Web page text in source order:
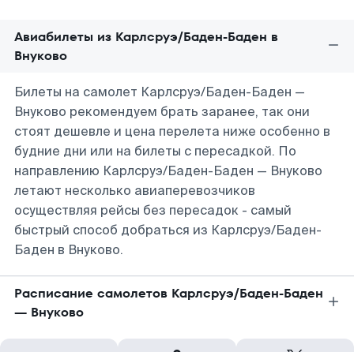
Авиабилеты из Карлсруэ/Баден-Баден в
Внуково
Билеты на самолет Карлсруэ/Баден-Баден —
Внуково рекомендуем брать заранее, так они
стоят дешевле и цена перелета ниже особенно в
будние дни или на билеты с пересадкой. По
направлению Карлсруэ/Баден-Баден — Внуково
летают несколько авиаперевозчиков
осуществляя рейсы без пересадок - самый
быстрый способ добраться из Карлсруэ/Баден-
Баден в Внуково.
Расписание самолетов Карлсруэ/Баден-Баден
— Внуково